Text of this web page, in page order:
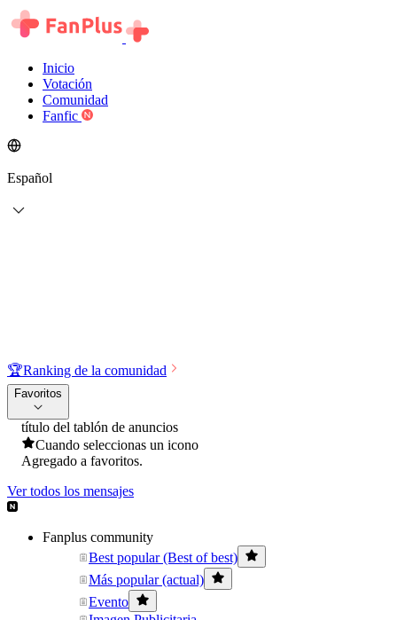
Inicio
Votación
Comunidad
Fanfic
Español
🏆Ranking de la comunidad
Favoritos
título del tablón de anuncios
Cuando seleccionas un icono
Agregado a favoritos.
Ver todos los mensajes
Fanplus community
Best popular (Best of best)
Más popular (actual)
Evento